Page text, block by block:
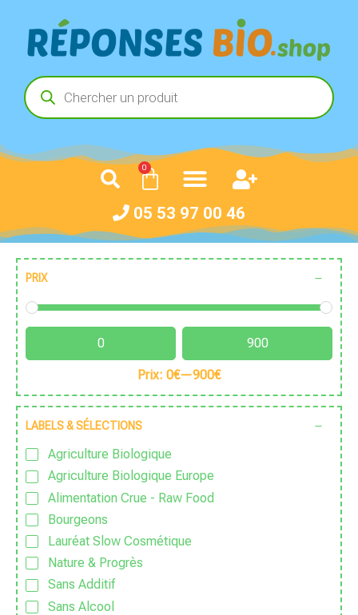
0
05 53 97 00 46
PRIX
Prix: 0€—900€
LABELS & SÉLECTIONS
Agriculture Biologique
Agriculture Biologique Europe
Alimentation Crue - Raw Food
Bourgeons
Lauréat Slow Cosmétique
Nature & Progrès
Sans Additif
Sans Alcool